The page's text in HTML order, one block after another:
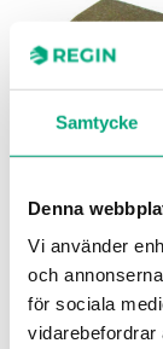
Samtycke
Denna
Vi använder
och
för sociala
vidarebefordrar